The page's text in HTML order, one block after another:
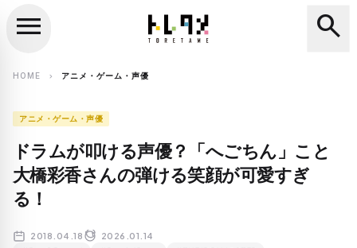
search
menu search
HOME chevron_right アニメ・ゲーム・声優
アニメ・ゲーム・声優
ドラムが叩ける声優？「へごちん」こと
大橋彩香さんの弾ける笑顔が可愛すぎ
る！
2018.04.18 2026.01.14